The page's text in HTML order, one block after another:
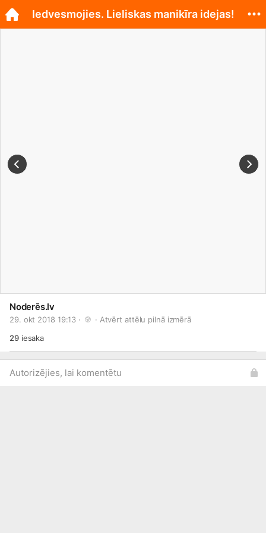
Noderēs.lv
29. okt 2018 19:13 · · Atvērt attēlu pilnā izmērā
29iesaka
Autorizējies, lai komentētu
Iedvesmojies. Lieliskas manikīra idejas!